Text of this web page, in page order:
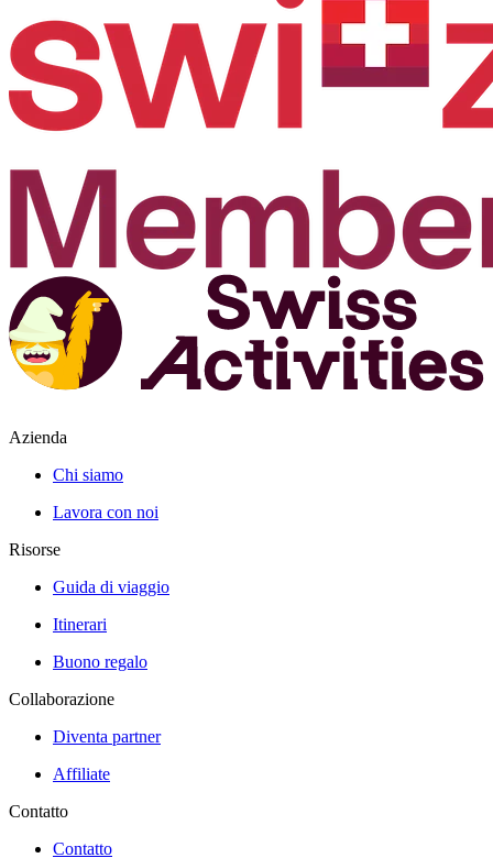
Azienda
Chi siamo
Lavora con noi
Risorse
Guida di viaggio
Itinerari
Buono regalo
Collaborazione
Diventa partner
Affiliate
Contatto
Contatto